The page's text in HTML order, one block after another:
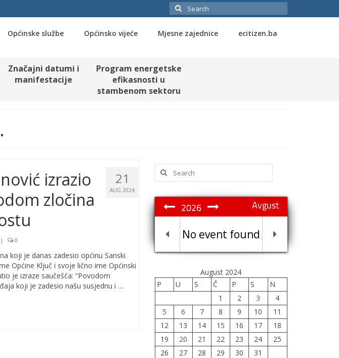
Search
for:
Općinske službe Općinsko vijeće Mjesne zajednice ecitizen.ba
Značajni datumi i
manifestacije
Program energetske
efikasnosti u
stambenom sektoru
21
AUG 2024
izrazio
zločina
| 0
koji je danas zadesio općinu Sanski
Općine Ključ i svoje lično ime Općinski
je izraze saučešća: “Povodom
koji je zadesio našu susjednu i …
Search
for:
Avgust
2026
No event found
August 2024
P
U S Č P S
N
1
2 3
4
5
6 7 8 9 10
11
12
13 14 15 16 17
18
19
20 21 22 23 24
25
26
27 28 29 30
31